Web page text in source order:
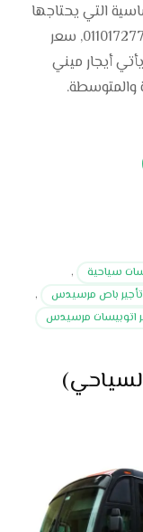
التي يحتاجها
المسافرون لتحقيق رحلة مريحة وممتعة01101727711, سعر
أيجار ميني
والمتوسطة.
سياحية
,
تأجير باص مرسيدس
,
اتوبيسات مرسيدس